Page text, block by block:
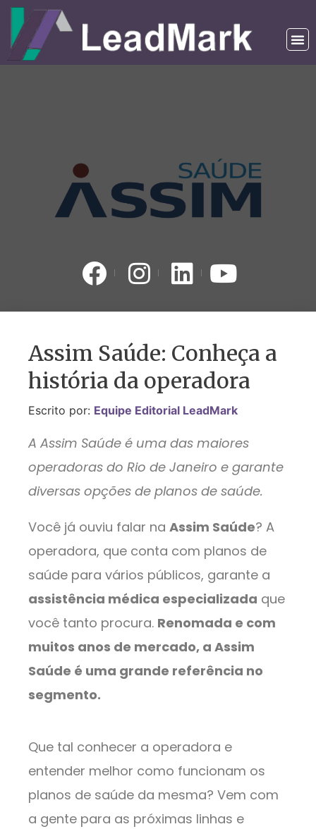
Assim Saúde: Conheça a
história da operadora
Escrito por: Equipe Editorial LeadMark
A Assim Saúde é uma das maiores
operadoras do Rio de Janeiro e garante
diversas opções de planos de saúde.
Você já ouviu falar na Assim Saúde? A
operadora, que conta com planos de
saúde para vários públicos, garante a
assistência médica especializada que
você tanto procura. Renomada e com
muitos anos de mercado, a Assim
Saúde é uma grande referência no
segmento.
Que tal conhecer a operadora e
entender melhor como funcionam os
planos de saúde da mesma? Vem com
a gente para as próximas linhas e